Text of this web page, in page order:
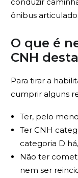
ônibus
O que é
CNH
Para tirar a
cumprir alguns
Ter, pelo
Ter CNH
categoria D
Não ter
nem ser